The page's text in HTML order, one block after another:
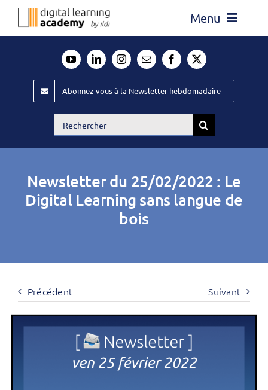
Passer
Menu
Évènements ILDI
Offres d’emploi
Publiez
Abonnez-vous à la Newsletter hebdomadaire
Rechercher:
Newsletter du 25/02/2022 : Le
Digital Learning sans langue de
bois
Précédent Suivant